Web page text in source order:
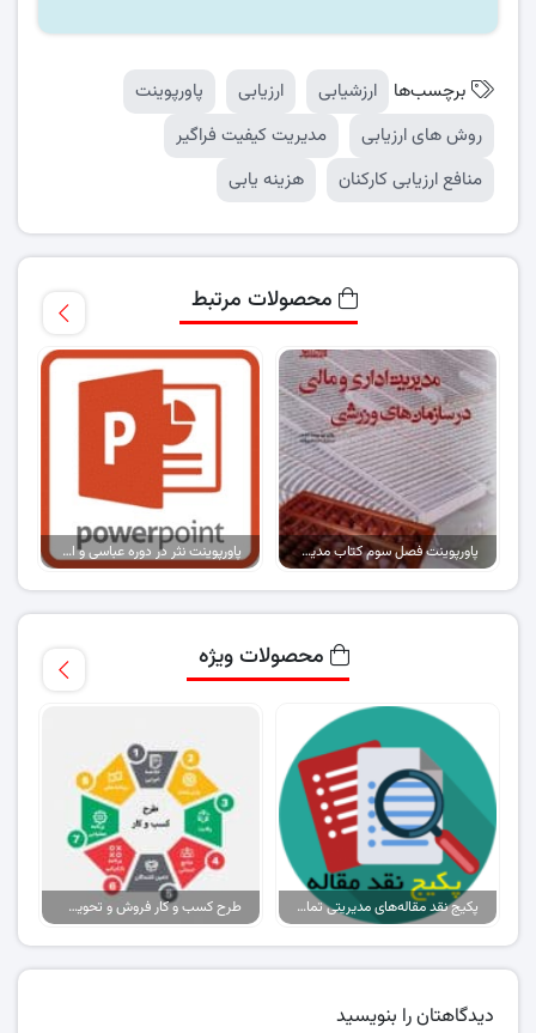
برچسب‌ها ارزشیابی ارزیابی
پاورپوینت
روش های ارزیابی
مدیریت کیفیت فراگیر
منافع ارزیابی کارکنان
هزینه یابی
محصولات مرتبط
پاورپوینت فصل سوم کتاب مدیریت مالی و اداری در سازمان های ورزشی پاورپوینت نثر در دوره عباسی و ادبیات برجسته
محصولات ویژه
پکیج نقد مقاله‌های مدیریتی تمام گرایش‌ها طرح کسب و کار فروش و تحویل پیتزا در ایران
دیدگاهتان را بنویسید